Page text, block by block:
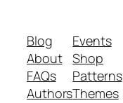
Blog
About
FAQs
Authors
Events
Shop
Patterns
Themes